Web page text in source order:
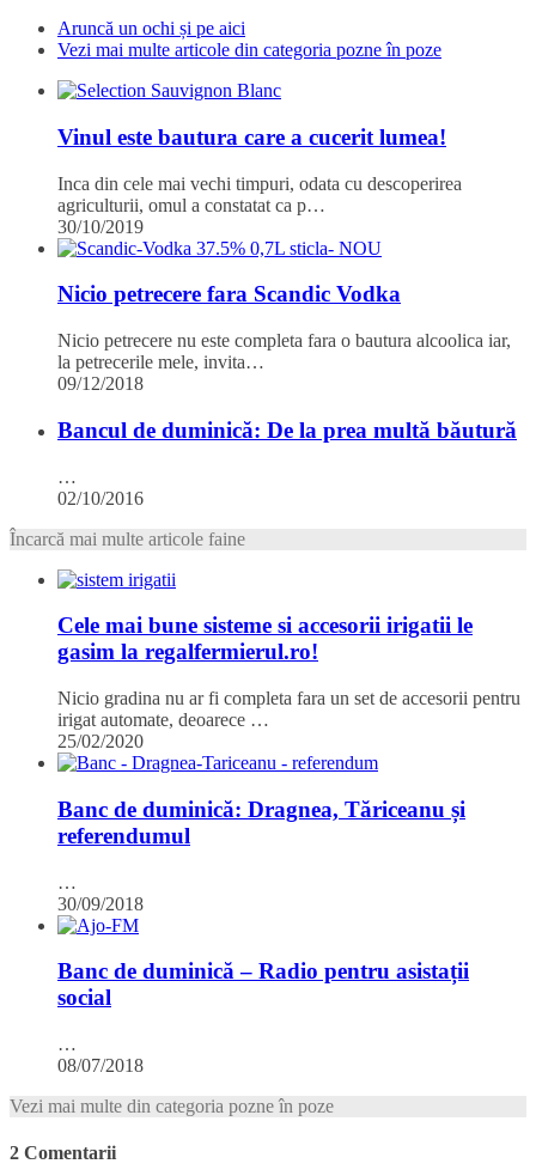
Aruncă un ochi și pe aici
Vezi mai multe articole din categoria pozne în poze
Vinul este bautura care a cucerit lumea!
Inca din cele mai vechi timpuri, odata cu descoperirea
agriculturii, omul a constatat ca p…
30/10/2019
Nicio petrecere fara Scandic Vodka
Nicio petrecere nu este completa fara o bautura alcoolica iar,
la petrecerile mele, invita…
09/12/2018
Bancul de duminică: De la prea multă băutură
…
02/10/2016
Încarcă mai multe articole faine
Cele mai bune sisteme si accesorii irigatii le
gasim la regalfermierul.ro!
Nicio gradina nu ar fi completa fara un set de accesorii pentru
irigat automate, deoarece …
25/02/2020
Banc de duminică: Dragnea, Tăriceanu și
referendumul
…
30/09/2018
Banc de duminică – Radio pentru asistații
social
…
08/07/2018
Vezi mai multe din categoria pozne în poze
2 Comentarii